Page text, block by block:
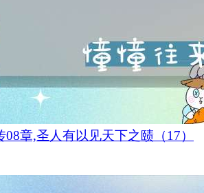
章,圣人有以见天下之赜（17）